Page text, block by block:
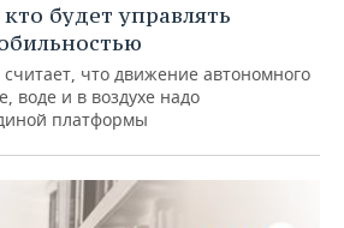
будет управлять
что движение автономного
воде и в воздухе надо
платформы